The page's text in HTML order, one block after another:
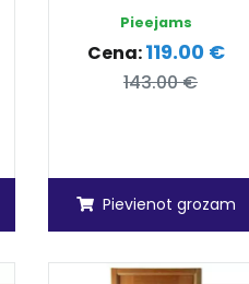
Pieejams
Cena:119.00 €
143.00 €
Pievienot grozam